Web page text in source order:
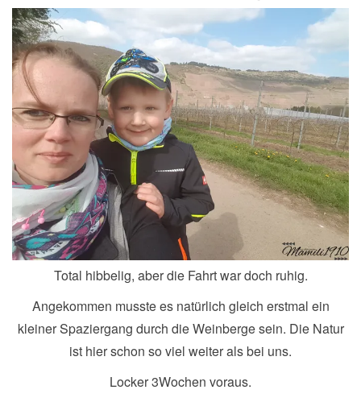
Total hibbelig, aber die Fahrt war doch ruhig.
Angekommen musste es natürlich gleich erstmal ein
kleiner Spaziergang durch die Weinberge sein. Die Natur
ist hier schon so viel weiter als bei uns.
Locker 3Wochen voraus.